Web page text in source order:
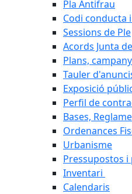
Pla Antifrau
Codi conducta
Sessions de Ple
Acords Junta
Plans,
Tauler
Exposició
Perfil de
Bases,
Ordenances
Urbanisme
Pressupostos i
Inventari
Calendaris